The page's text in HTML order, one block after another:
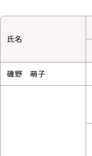
氏名
磯野 萌子